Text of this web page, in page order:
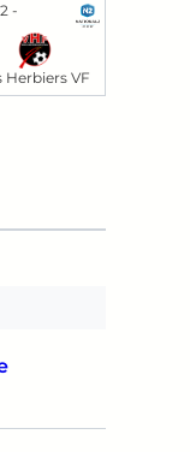
-
Herbiers VF